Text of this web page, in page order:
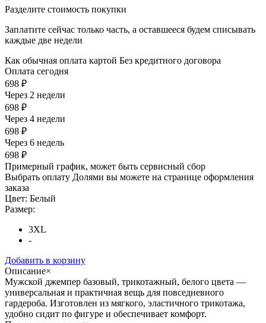
Разделите стоимость покупки
Заплатите сейчас только часть, а оставшееся будем списывать
каждые две недели
Как обычная оплата картой Без кредитного договора
Оплата сегодня
698 ₽
Через 2 недели
698 ₽
Через 4 недели
698 ₽
Через 6 недель
698 ₽
Примерный график, может быть сервисный сбор
Выбрать оплату Долями вы можете на странице оформления
заказа
Цвет: Белый
Размер:
3XL
-
Добавить в корзину
Описание×
Мужской джемпер базовый, трикотажный, белого цвета —
универсальная и практичная вещь для повседневного
гардероба. Изготовлен из мягкого, эластичного трикотажа,
удобно сидит по фигуре и обеспечивает комфорт.